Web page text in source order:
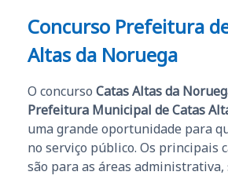
Concurso Prefeitura
Altas da Noruega
O concurso Catas Altas da
Prefeitura Municipal de Catas
uma grande oportunidade para
no serviço público. Os principais
são para as áreas administrativa,